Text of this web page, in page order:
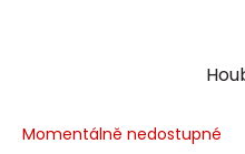
Momentálně nedostupné